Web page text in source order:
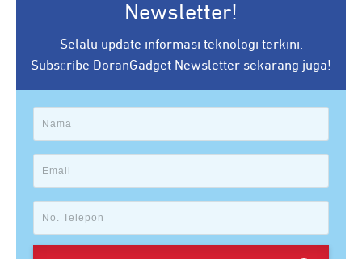
Newsletter!
Selalu update informasi teknologi terkini.
Subscribe DoranGadget Newsletter sekarang juga!